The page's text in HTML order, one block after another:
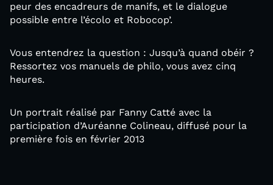
peur des encadreurs de manifs, et le dialogue
possible entre l’écolo et Robocop’.
Vous entendrez la question : Jusqu’à quand obéir ?
Ressortez vos manuels de philo, vous avez cinq
heures.
Un portrait réalisé par Fanny Catté avec la
participation d’Auréanne Colineau, diffusé pour la
première fois en février 2013